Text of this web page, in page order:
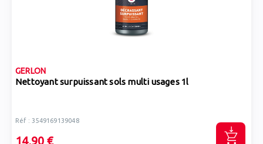
GERLON
Nettoyant surpuissant sols multi usages 1l
Réf : 3549169139048
14,90 €